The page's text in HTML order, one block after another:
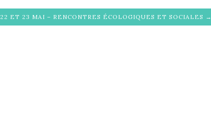
22 ET 23 MAI – RENCONTRES ÉCOLOGIQUES ET SOCIALES →